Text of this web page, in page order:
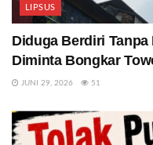
LIPSUS
Diduga Berdiri
Diminta Bongkar
JUNI 29, 2026 51